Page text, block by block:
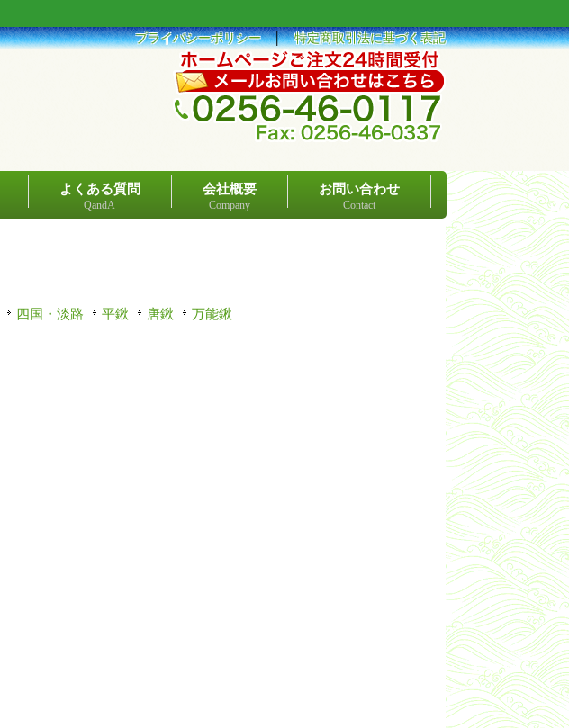
プライバシーポリシー│特定商取引法に基づく表記
よくある質問
QandA
会社概要
Company
お問い合わせ
Contact
四国・淡路 平鍬 唐鍬 万能鍬